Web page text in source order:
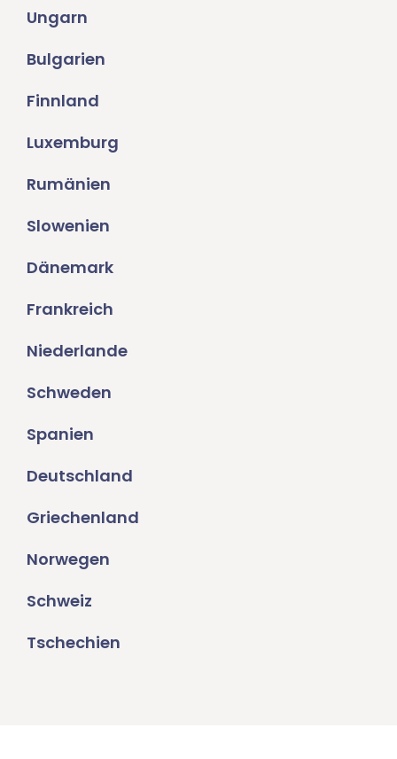
Ungarn
Bulgarien
Finnland
Luxemburg
Rumänien
Slowenien
Dänemark
Frankreich
Niederlande
Schweden
Spanien
Deutschland
Griechenland
Norwegen
Schweiz
Tschechien